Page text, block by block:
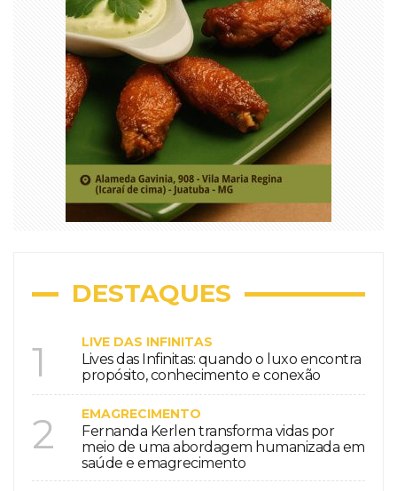
DESTAQUES
1 LIVE DAS INFINITAS
Lives das Infinitas: quando o luxo encontra
propósito, conhecimento e conexão
2 EMAGRECIMENTO
Fernanda Kerlen transforma vidas por
meio de uma abordagem humanizada em
saúde e emagrecimento